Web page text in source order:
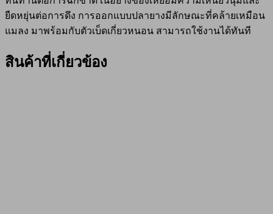
ยืดหยุ่นต่อการดึง การออกแบบปลายางมีลักษณะที่คล้ายเหมือน
แมลง มาพร้อมกับตัวเบ็ดเกี่ยวหนอน สามารถใช้งานได้ทันที
สินค้าที่เกี่ยวข้อง